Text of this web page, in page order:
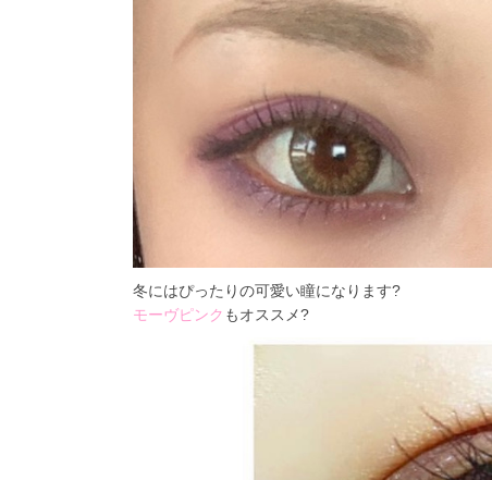
冬にはぴったりの可愛い瞳になります?
モーヴピンク もオススメ?